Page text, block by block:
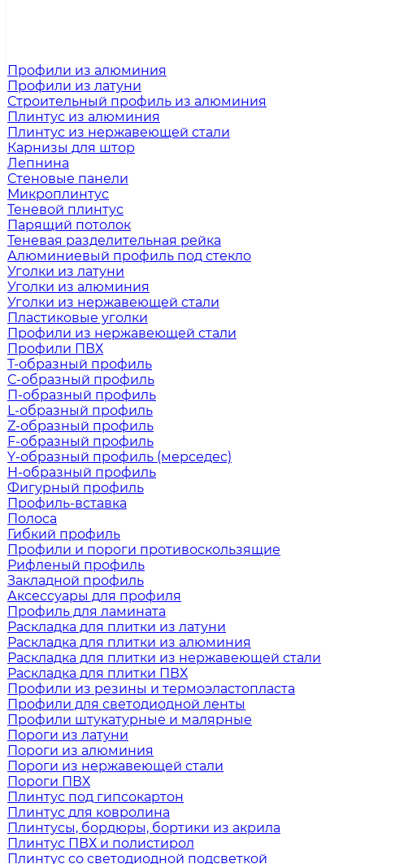
Профили из алюминия
Профили из латуни
Строительный профиль из алюминия
Плинтус из алюминия
Плинтус из нержавеющей стали
Карнизы для штор
Лепнина
Стеновые панели
Микроплинтус
Теневой плинтус
Парящий потолок
Теневая разделительная рейка
Алюминиевый профиль под стекло
Уголки из латуни
Уголки из алюминия
Уголки из нержавеющей стали
Пластиковые уголки
Профили из нержавеющей стали
Профили ПВХ
Т-образный профиль
С-образный профиль
П-образный профиль
L-образный профиль
Z-образный профиль
F-образный профиль
Y-образный профиль (мерседес)
H-образный профиль
Фигурный профиль
Профиль-вставка
Полоса
Гибкий профиль
Профили и пороги противоскользящие
Рифленый профиль
Закладной профиль
Аксессуары для профиля
Профиль для ламината
Раскладка для плитки из латуни
Раскладка для плитки из алюминия
Раскладка для плитки из нержавеющей стали
Раскладка для плитки ПВХ
Профили из резины и термоэластопласта
Профили для светодиодной ленты
Профили штукатурные и малярные
Пороги из латуни
Пороги из алюминия
Пороги из нержавеющей стали
Пороги ПВХ
Плинтус под гипсокартон
Плинтус для ковролина
Плинтусы, бордюры, бортики из акрила
Плинтус ПВХ и полистирол
Плинтус со светодиодной подсветкой